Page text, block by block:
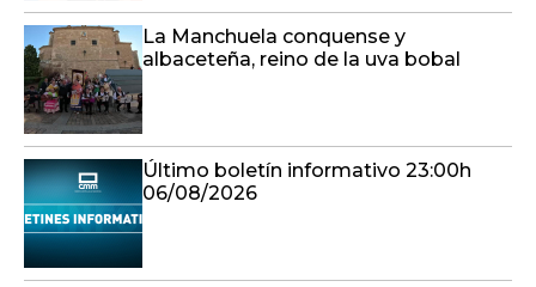
La Manchuela conquense y
albaceteña, reino de la uva bobal
Último boletín informativo 23:00h
06/08/2026